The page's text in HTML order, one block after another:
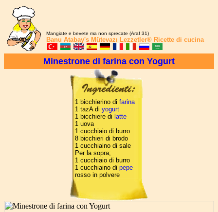
Mangiate e bevete ma non sprecate (Araf 31)
Banu Atabay's Mütevazı Lezzetler® Ricette di cucina
Minestrone di farina con Yogurt
1 bicchierino di farina
1 tazA di yogurt
1 bicchiere di latte
1 uova
1 cucchiaio di burro
8 bicchieri di brodo
1 cucchiaino di sale
Per la sopra;
1 cucchiaio di burro
1 cucchiaino di pepe
rosso in polvere